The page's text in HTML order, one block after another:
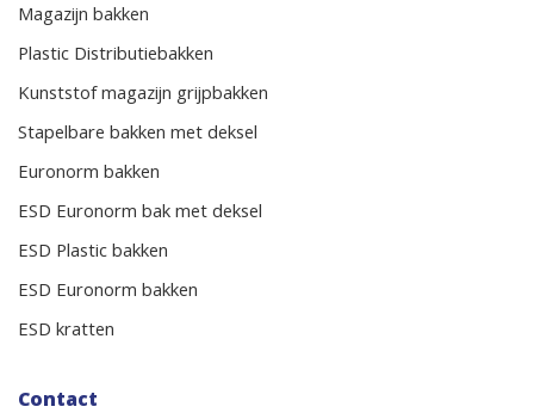
Magazijn bakken
Plastic Distributiebakken
Kunststof magazijn grijpbakken
Stapelbare bakken met deksel
Euronorm bakken
ESD Euronorm bak met deksel
ESD Plastic bakken
ESD Euronorm bakken
ESD kratten
Contact